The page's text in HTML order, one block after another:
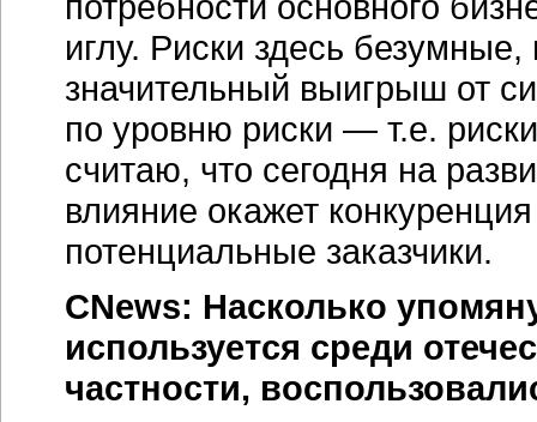
иглу. Риски здесь
значительный выигрыш от
по уровню риски — т.е.
считаю, что сегодня на
влияние окажет
потенциальные заказчики.
CNews: Насколько
используется среди
частности,